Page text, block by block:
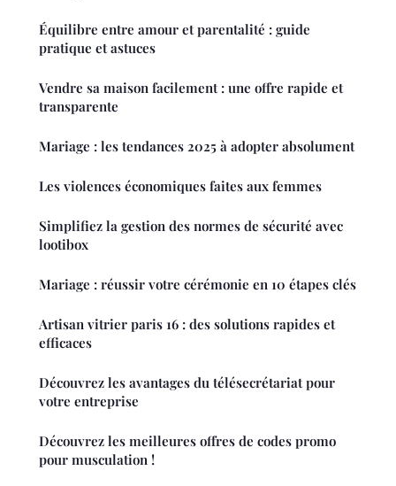
Équilibre entre amour et parentalité : guide
pratique et astuces
Vendre sa maison facilement : une offre rapide et
transparente
Mariage : les tendances 2025 à adopter absolument
Les violences économiques faites aux femmes
Simplifiez la gestion des normes de sécurité avec
lootibox
Mariage : réussir votre cérémonie en 10 étapes clés
Artisan vitrier paris 16 : des solutions rapides et
efficaces
Découvrez les avantages du télésecrétariat pour
votre entreprise
Découvrez les meilleures offres de codes promo
pour musculation !